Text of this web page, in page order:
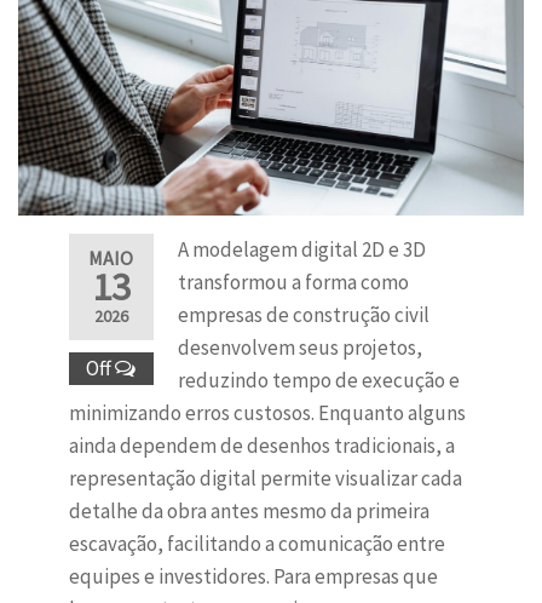
MAIO
13
2026
Off
A modelagem digital 2D e 3D
transformou a forma como
empresas de construção civil
desenvolvem seus projetos,
reduzindo tempo de execução e
minimizando erros custosos. Enquanto alguns
ainda dependem de desenhos tradicionais, a
representação digital permite visualizar cada
detalhe da obra antes mesmo da primeira
escavação, facilitando a comunicação entre
equipes e investidores. Para empresas que